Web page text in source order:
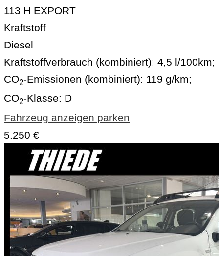
113 H EXPORT
Kraftstoff
Diesel
Kraftstoffverbrauch (kombiniert): 4,5 l/100km;
CO2-Emissionen (kombiniert): 119 g/km;
CO2-Klasse: D
Fahrzeug anzeigen parken
5.250 €